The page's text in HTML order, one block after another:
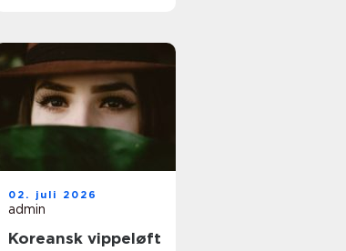
02. juli 2026
admin
Koreansk vippeløft